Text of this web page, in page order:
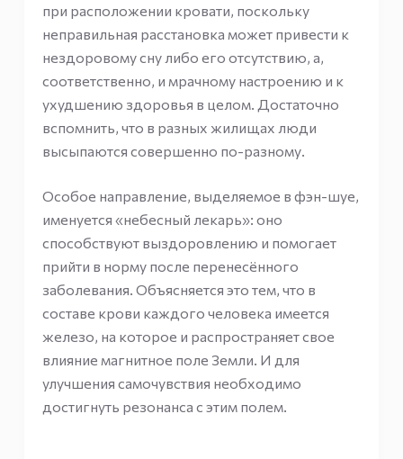
при расположении кровати, поскольку
неправильная расстановка может привести к
нездоровому сну либо его отсутствию, а,
соответственно, и мрачному настроению и к
ухудшению здоровья в целом. Достаточно
вспомнить, что в разных жилищах люди
высыпаются совершенно по-разному.
Особое направление, выделяемое в фэн-шуе,
именуется «небесный лекарь»: оно
способствуют выздоровлению и помогает
прийти в норму после перенесённого
заболевания. Объясняется это тем, что в
составе крови каждого человека имеется
железо, на которое и распространяет свое
влияние магнитное поле Земли. И для
улучшения самочувствия необходимо
достигнуть резонанса с этим полем.